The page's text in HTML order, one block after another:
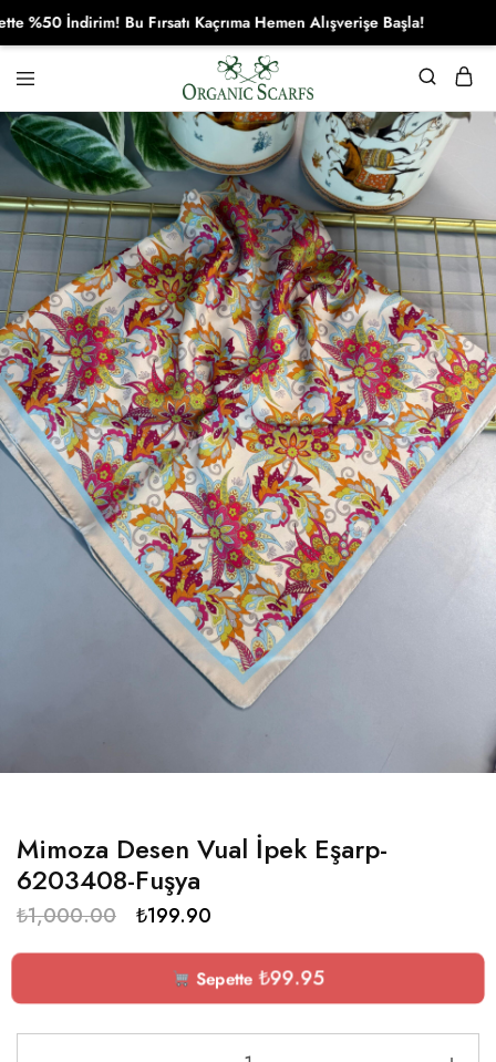
Organikscarf
Mimoza Desen Vual İpek Eşarp-
6203408-Fuşya
₺1,000.00 ₺199.90
Sepette ₺99.95
İndirim! Bu Fırsatı Kaçrıma Hemen Alışverişe Başla!